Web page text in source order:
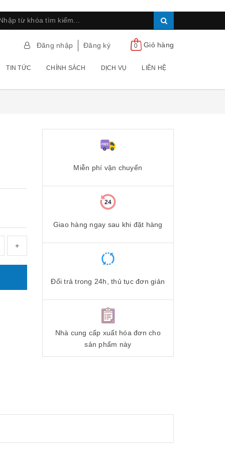
Đăng nhập Đăng ký 0 Giỏ hàng
TIN TỨC CHÍNH SÁCH DỊCH VỤ LIÊN HỆ
+
Miễn phí vận chuyển
Giao hàng ngay sau khi đặt hàng
Đổi trả trong 24h, thủ tục đơn giản
Nhà cung cấp xuất hóa đơn cho
sản phẩm này